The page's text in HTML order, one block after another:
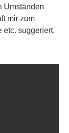
Umständen
mir zum
etc. suggeriert,